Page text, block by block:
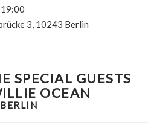
3, 10243 Berlin
SPECIAL GUESTS
OCEAN
BERLIN